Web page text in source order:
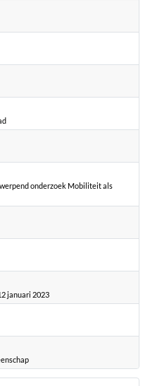
onderzoek Mobiliteit als
januari 2023